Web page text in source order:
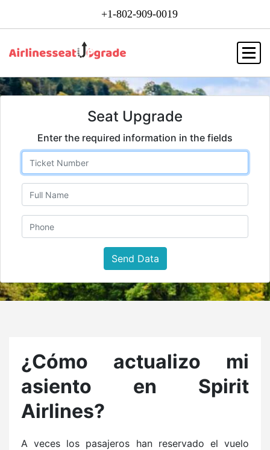
+1-802-909-0019
Seat Upgrade
Enter the required information in the fields
Send Data
¿Cómo actualizo mi
asiento en Spirit
Airlines?
A veces los pasajeros han reservado el vuelo